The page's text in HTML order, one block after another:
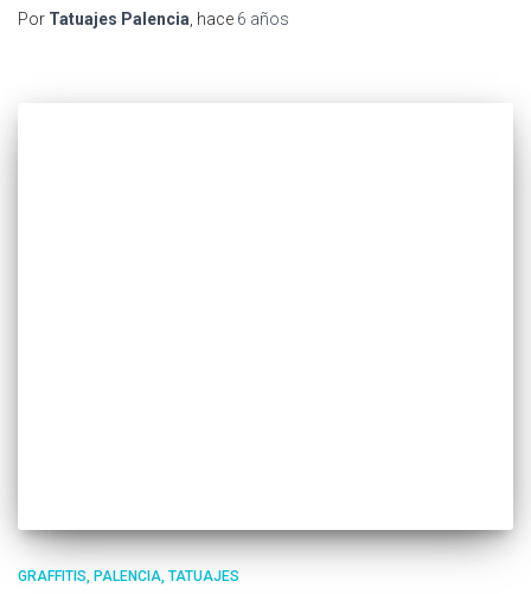
Por Tatuajes Palencia, hace 6 años
GRAFFITIS PALENCIA TATUAJES